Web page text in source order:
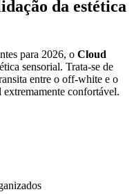
da estética
para 2026, o Cloud
sensorial. Trata-se de
entre o off-white e o
confortável.